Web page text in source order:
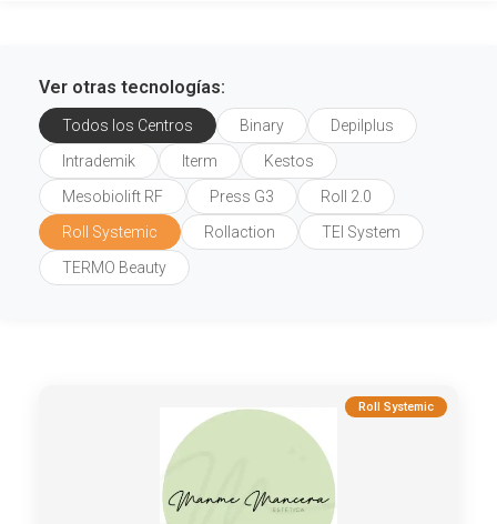
Ver otras tecnologías:
Todos los Centros Binary
Depilplus
Intrademik
Iterm
Kestos
Mesobiolift RF
Press G3
Roll 2.0
Roll Systemic
Rollaction
TEI System
TERMO Beauty
Roll Systemic